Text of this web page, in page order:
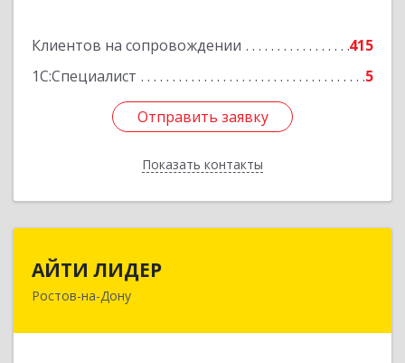
Клиентов на сопровождении
415
1С:Специалист
5
Отправить заявку
Показать контакты
Отправить заявку
Назад
АЙТИ ЛИДЕР
Ростов-на-Дону
344065, Ростовская обл, Ростов-на-Дону г,